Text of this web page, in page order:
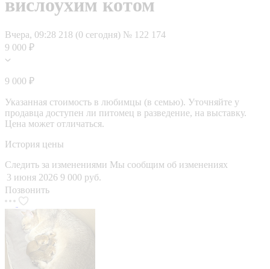
вислоухим котом
Вчера, 09:28 218 (0 сегодня) № 122 174
9 000 ₽
9 000 ₽
Указанная стоимость в любимцы (в семью). Уточняйте у
продавца доступен ли питомец в разведение, на выставку.
Цена может отличаться.
История цены
Следить за изменениями Мы сообщим об изменениях
3 июня 2026 9 000 руб.
Позвонить